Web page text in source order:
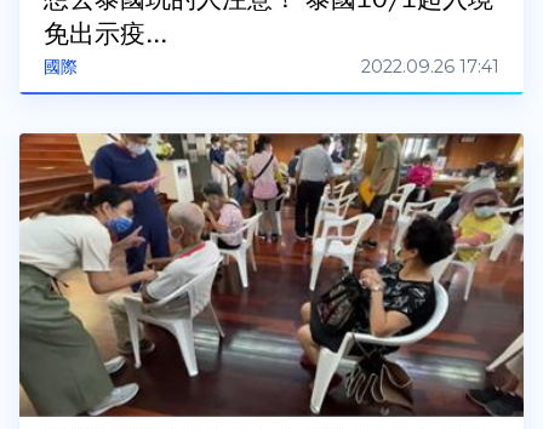
國際
免出示疫...
2022.09.26 17:41